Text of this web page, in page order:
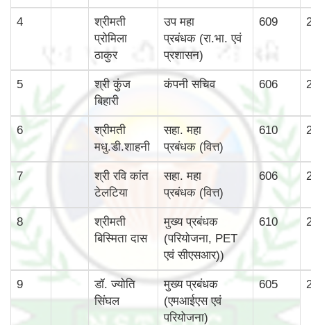
4
श्रीमती
प्रोमिला
ठाकुर
उप महा
प्रबंधक (रा.भा. एवं
प्रशासन)
609
5
श्री कुंज
बिहारी
कंपनी सचिव 606
6
श्रीमती
मधु.डी.शाहनी
सहा. महा
प्रबंधक (वित्त)
610
7
श्री रवि कांत
टेलटिया
सहा. महा
प्रबंधक (वित्त)
606
8
श्रीमती
बिस्‍मिता दास
मुख्‍य प्रबंधक
(परियोजना, PET
एवं सीएसआर))
610
9
डॉ. ज्योति
सिंघल
मुख्‍य प्रबंधक
(एमआईएस एवं
परियोजना)
605